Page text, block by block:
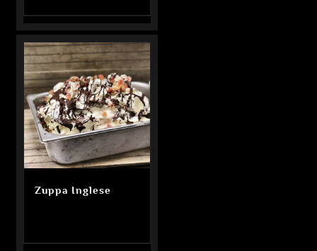
Zuppa Inglese